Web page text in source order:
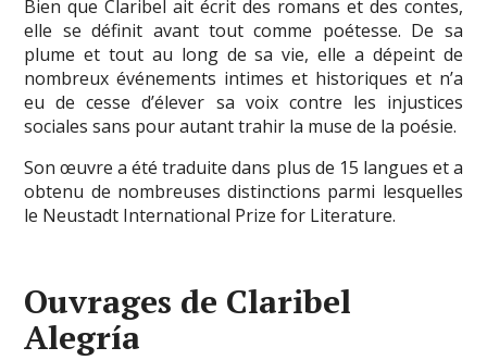
Bien que Claribel ait écrit des romans et des contes,
elle se définit avant tout comme poétesse. De sa
plume et tout au long de sa vie, elle a dépeint de
nombreux événements intimes et historiques et n’a
eu de cesse d’élever sa voix contre les injustices
sociales sans pour autant trahir la muse de la poésie.
Son œuvre a été traduite dans plus de 15 langues et a
obtenu de nombreuses distinctions parmi lesquelles
le Neustadt International Prize for Literature.
Ouvrages de Claribel
Alegría